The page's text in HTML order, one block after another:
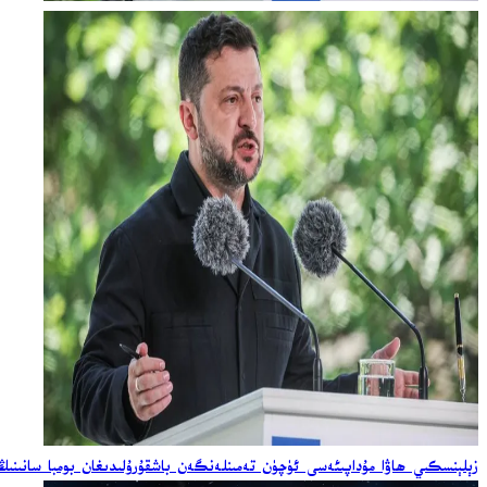
زېلېنسكىي ھاۋا مۇداپىئەسى ئۈچۈن تەمىنلەنگەن باشقۇرۇلىدىغان بومبا سانىنىڭ